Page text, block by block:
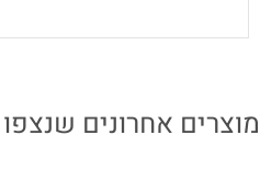
מוצרים אחרונים שנצפו